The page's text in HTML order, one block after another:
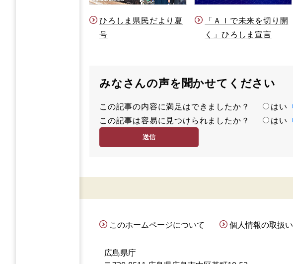
ひろしま県民だより夏
号
「ＡＩで未来を切り開
く」ひろしま宣言
みなさんの声を聞かせてください
満
足
この記事の内容に満足はできましたか？ はい
容
度
この記事は容易に見つけられましたか？ はい
このホームページについて 個人情報の取扱い
広島県庁